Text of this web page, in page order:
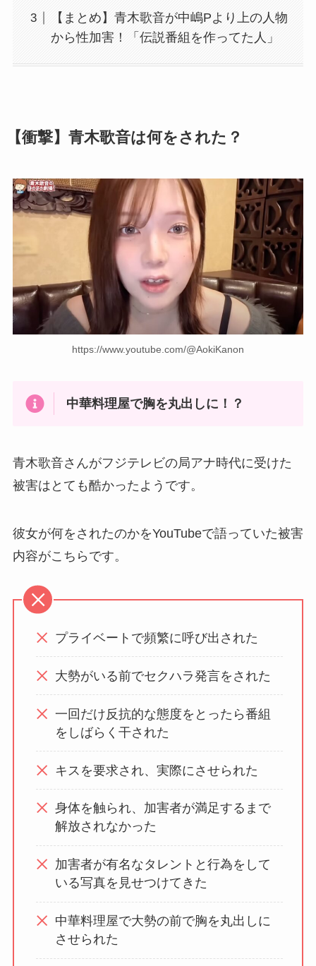
【まとめ】青木歌音が中嶋Pより上の人物
から性加害！「伝説番組を作ってた人」
【衝撃】青木歌音は何をされた？
https://www.youtube.com/@AokiKanon
中華料理屋で胸を丸出しに！？
青木歌音さんがフジテレビの局アナ時代に受けた
被害はとても酷かったようです。
彼女が何をされたのかをYouTubeで語っていた被害
内容がこちらです。
プライベートで頻繁に呼び出された
大勢がいる前でセクハラ発言をされた
一回だけ反抗的な態度をとったら番組
をしばらく干された
キスを要求され、実際にさせられた
身体を触られ、加害者が満足するまで
解放されなかった
加害者が有名なタレントと行為をして
いる写真を見せつけてきた
中華料理屋で大勢の前で胸を丸出しに
させられた